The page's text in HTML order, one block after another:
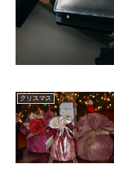
クリスマス